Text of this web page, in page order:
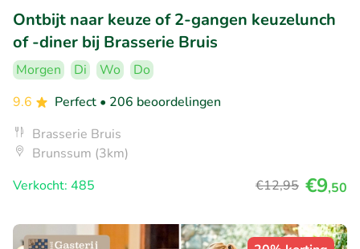
Ontbijt naar keuze of 2-gangen keuzelunch
of -diner bij Brasserie Bruis
Morgen Di Wo
Do
9.6
Perfect • 206 beoordelingen
Brasserie Bruis
Brunssum (3km)
Verkocht: 485
€12,95 €9,50